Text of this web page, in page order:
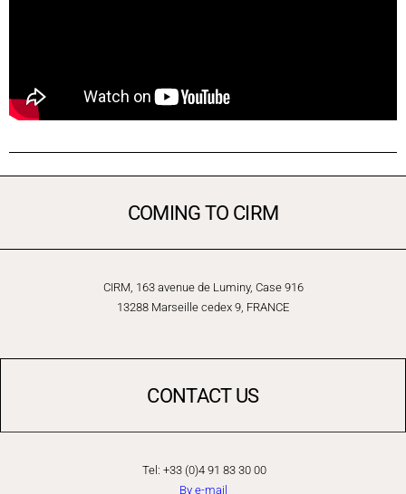
COMING TO CIRM
CIRM, 163 avenue de Luminy, Case 916
13288 Marseille cedex 9, FRANCE
CONTACT US
Tel: +33 (0)4 91 83 30 00
By e-mail